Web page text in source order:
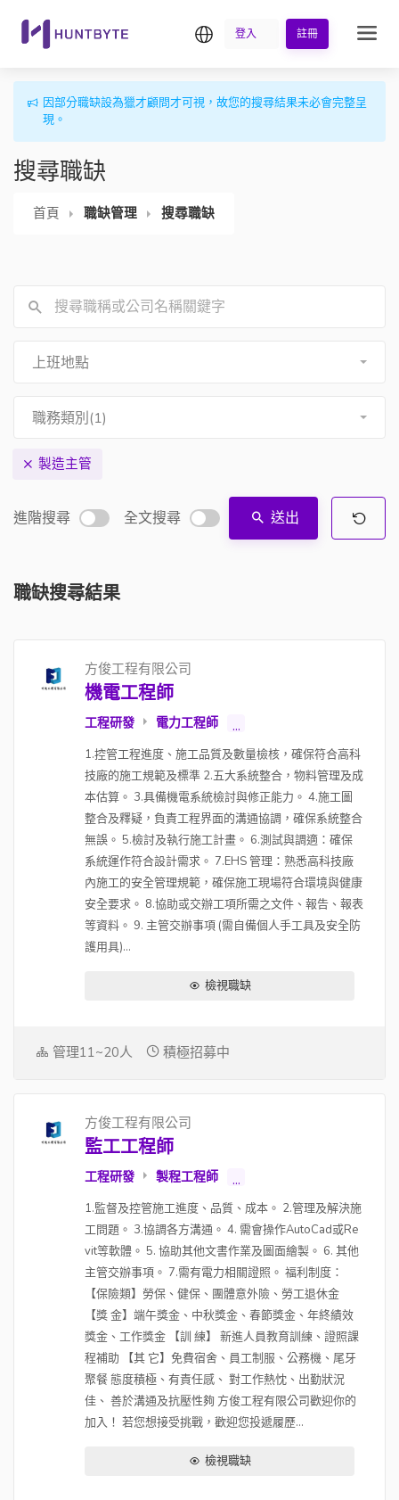
繁中登入 註冊
因部分職缺設為獵才顧問才可視，故您的搜尋結果未必會完整呈
現。
搜尋職缺
首頁 職缺管理 搜尋職缺
上班地點
職務類別(1)
製造主管
進階搜尋 全文搜尋 送出
職缺搜尋結果
方俊工程有限公司
機電工程師
工程研發 電力工程師 ...
1.控管工程進度、施工品質及數量檢核，確保符合高科
技廠的施工規範及標準 2.五大系統整合，物料管理及成
本估算。 3.具備機電系統檢討與修正能力。 4.施工圖
整合及釋疑，負責工程界面的溝通協調，確保系統整合
無誤。 5.檢討及執行施工計畫。 6.測試與調適：確保
系統運作符合設計需求。 7.EHS 管理：熟悉高科技廠
內施工的安全管理規範，確保施工現場符合環境與健康
安全要求。 8.協助或交辦工項所需之文件、報告、報表
等資料。 9. 主管交辦事項 (需自備個人手工具及安全防
護用具)...
檢視職缺
管理11~20人 積極招募中
方俊工程有限公司
監工工程師
工程研發 製程工程師 ...
1.監督及控管施工進度、品質、成本。 2.管理及解決施
工問題。 3.協調各方溝通。 4. 需會操作AutoCad或Re
vit等軟體。 5. 協助其他文書作業及圖面繪製。 6. 其他
主管交辦事項。 7.需有電力相關證照。 福利制度：
【保險類】勞保、健保、團體意外險、勞工退休金
【獎 金】端午獎金、中秋獎金、春節獎金、年終績效
獎金、工作獎金 【訓 練】 新進人員教育訓練、證照課
程補助 【其 它】免費宿舍、員工制服、公務機、尾牙
聚餐 態度積極、有責任感、 對工作熱忱、出勤狀況
佳、 善於溝通及抗壓性夠 方俊工程有限公司歡迎你的
加入！ 若您想接受挑戰，歡迎您投遞履歷...
檢視職缺